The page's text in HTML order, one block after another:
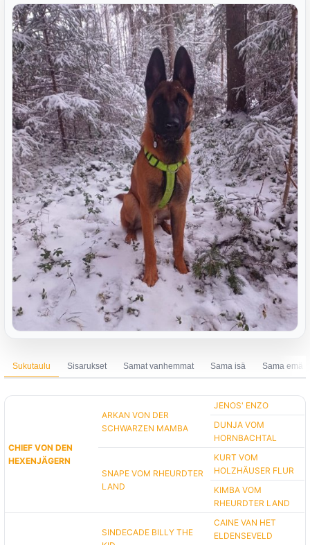
Sukutaulu Sisarukset Samat vanhemmat Sama isä Sama emä
CHIEF VON DEN
HEXENJÄGERN
ARKAN VON DER
SCHWARZEN MAMBA
JENOS' ENZO
DUNJA VOM
HORNBACHTAL
SNAPE VOM RHEURDTER
LAND
KURT VOM
HOLZHÄUSER FLUR
KIMBA VOM
RHEURDTER LAND
SINDECADE BILLY THE
CAINE VAN HET
ELDENSEVELD